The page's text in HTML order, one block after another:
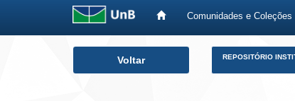
Comunidades e Coleções
Voltar REPOSITÓRIO